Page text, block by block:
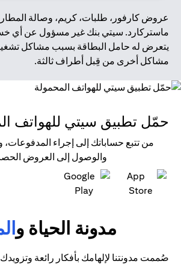
عروض كارفور، طلبات، كريم، وصالة
ماستركارد. سيتي بنك غير مسؤول عن أي
يتعرض له حامل البطاقة بسبب مشاكل
مشاكل أخرى من قِبل أطراف ثالثة.
حمّل تطبيق سيتي للهواتف
من تتبع حساباتك إلى إجراء المدفوعات،
والوصول إلى العروض
مدونة الحياة و
صُممت مدونتنا لإلهامك بأفكار رائعة